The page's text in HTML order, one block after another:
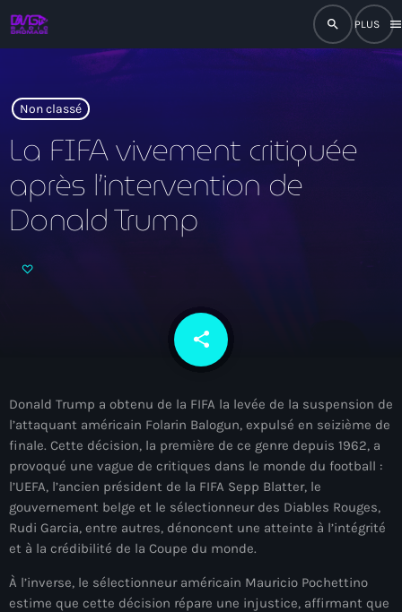
search
menu
close
play_arrow RADIO DROMAGE
À Propos
TV Direct
Actualités
Blog Grid Sidebar
Contact
Non classé
La FIFA vivement critiquée
après l’intervention de
Donald Trump
share
email
Donald Trump a obtenu de la FIFA la levée de la suspension de
l’attaquant américain Folarin Balogun, expulsé en seizième de
finale. Cette décision, la première de ce genre depuis 1962, a
provoqué une vague de critiques dans le monde du football :
l’UEFA, l’ancien président de la FIFA Sepp Blatter, le
gouvernement belge et le sélectionneur des Diables Rouges,
Rudi Garcia, entre autres, dénoncent une atteinte à l’intégrité
et à la crédibilité de la Coupe du monde.
À l’inverse, le sélectionneur américain Mauricio Pochettino
estime que cette décision répare une injustice, affirmant que